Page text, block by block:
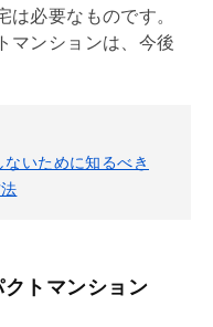
必要なものです。
マンションは、今後
いために知るべき
トマンション